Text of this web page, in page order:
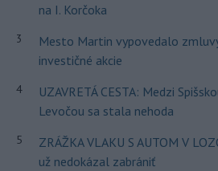
na I. Korčoka
3
Mesto Martin vypovedalo
investičné akcie
4
UZAVRETÁ CESTA: Medzi
Levočou sa stala nehoda
5
ZRÁŽKA VLAKU S AUTOM V
už nedokázal zabrániť